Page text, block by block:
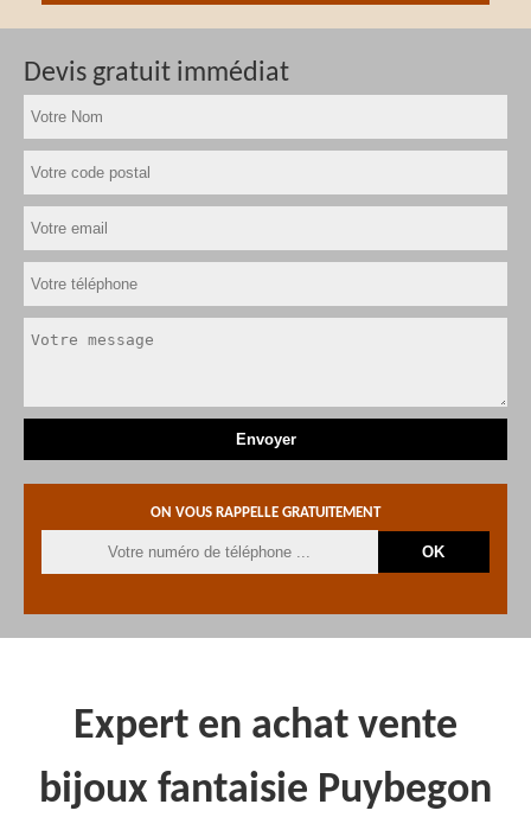
Devis gratuit immédiat
ON VOUS RAPPELLE GRATUITEMENT
Expert en achat vente
bijoux fantaisie Puybegon